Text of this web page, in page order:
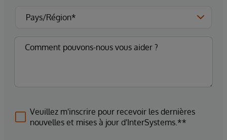
Veuillez m'inscrire pour recevoir les dernières
nouvelles et mises à jour d'InterSystems.**